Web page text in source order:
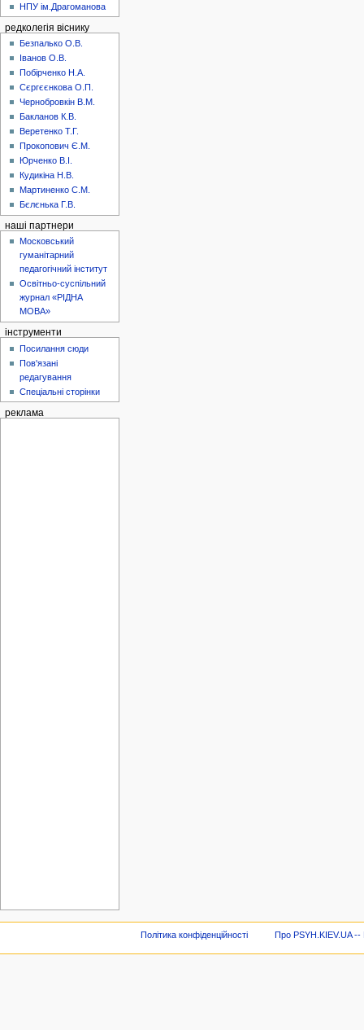
НПУ ім.Драгоманова
редколегія віснику
Безпалько О.В.
Іванов О.В.
Побірченко Н.А.
Сєргєєнкова О.П.
Чернобровкін В.М.
Бакланов К.В.
Веретенко Т.Г.
Прокопович Є.М.
Юрченко В.І.
Кудикіна Н.В.
Мартиненко С.М.
Бєлєнька Г.В.
наші партнери
Московський
гуманітарний
педагогічний інститут
Освітньо-суспільний
журнал «РІДНА
МОВА»
інструменти
Посилання сюди
Пов'язані
редагування
Спеціальні сторінки
реклама
Політика конфіденційності Про PSYH.KIEV.UA --